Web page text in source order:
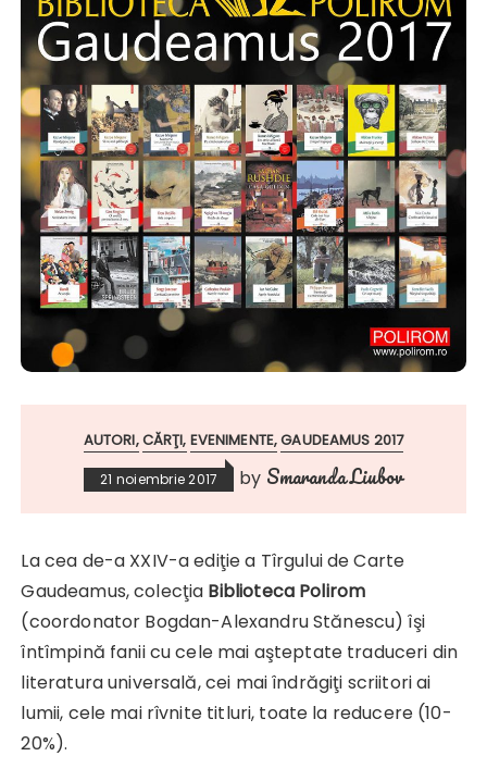
AUTORI CĂRŢI EVENIMENTE GAUDEAMUS 2017
21 noiembrie 2017 by Smaranda Liubov
La cea de-a XXIV-a ediţie a Tîrgului de Carte
Gaudeamus, colecţia Biblioteca Polirom
(coordonator Bogdan-Alexandru Stănescu) îşi
întîmpină fanii cu cele mai aşteptate traduceri din
literatura universală, cei mai îndrăgiţi scriitori ai
lumii, cele mai rîvnite titluri, toate la reducere (10-
20%).